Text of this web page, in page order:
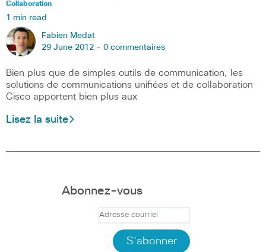
Collaboration
1 min read
Fabien Medat
29 June 2012 - 0 commentaires
Bien plus que de simples outils de communication, les
solutions de communications unifiées et de collaboration
Cisco apportent bien plus aux
Lisez la suite
Abonnez-vous